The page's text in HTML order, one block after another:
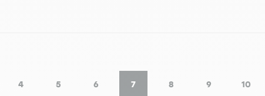
Seite
4
Seite
5
Seite
6
Aktuelle Seite
7
Seite
8
Seite
9
Seite
10